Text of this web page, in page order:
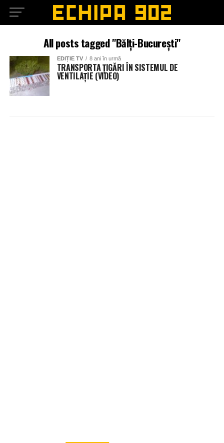
All posts tagged "Bălți-București"
EDIȚIE TV 8 ani în urmă
TRANSPORTA ȚIGĂRI ÎN SISTEMUL DE
VENTILAȚIE (VIDEO)